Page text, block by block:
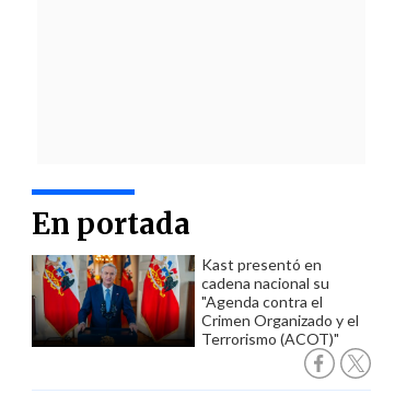
En portada
Kast presentó en
cadena nacional su
"Agenda contra el
Crimen Organizado y el
Terrorismo (ACOT)"